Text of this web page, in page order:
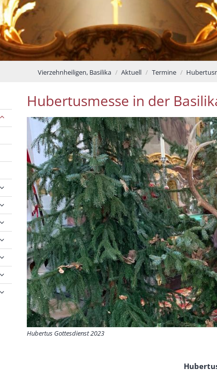
Vierzehnheiligen, Basilika Aktuell Termine
Hubertusmesse in der
Hubertus Gottesdienst 2023